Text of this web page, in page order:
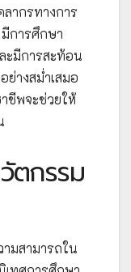
ากรทางการ
การศึกษา
ะมีการสะท้อน
างสม่ำเสมอ
ชีพจะช่วยให้
ตกรรม
มสามารถใน